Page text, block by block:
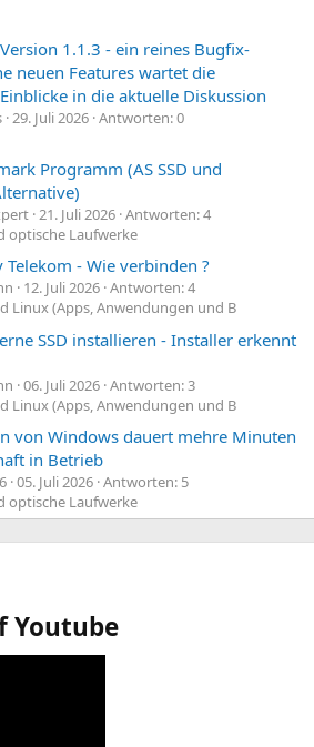
1.1.3 - ein reines Bugfix-
neuen Features wartet die
in die aktuelle Diskussion
29. Juli 2026 Antworten: 0
Programm (AS SSD und
21. Juli 2026 Antworten: 4
optische Laufwerke
Telekom - Wie verbinden ?
12. Juli 2026 Antworten: 4
Linux (Apps, Anwendungen und B
SSD installieren - Installer erkennt
06. Juli 2026 Antworten: 3
Linux (Apps, Anwendungen und B
von Windows dauert mehre Minuten
in Betrieb
05. Juli 2026 Antworten: 5
optische Laufwerke
Youtube